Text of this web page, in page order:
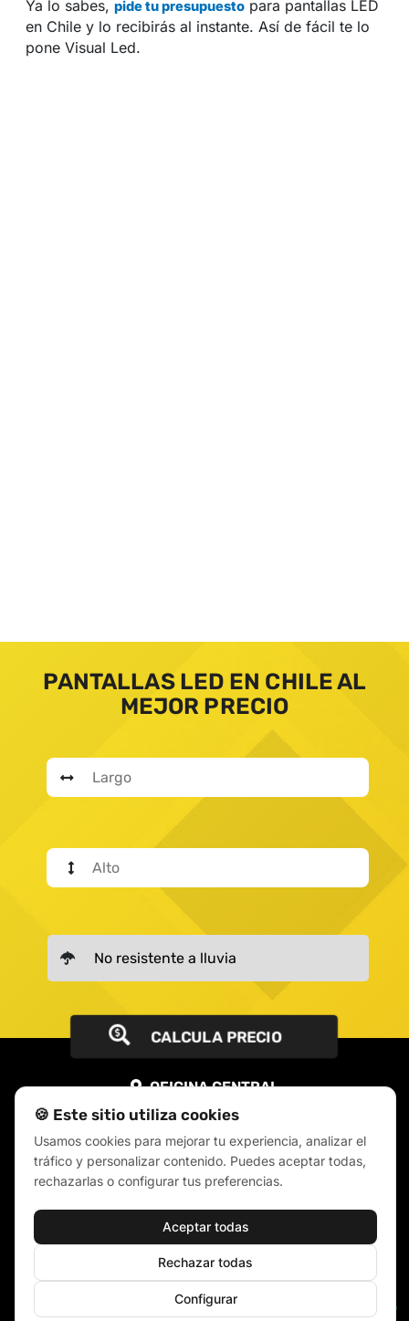
Ya lo sabes, pide tu presupuesto para pantallas LED
en Chile y lo recibirás al instante. Así de fácil te lo
pone Visual Led.
PANTALLAS LED EN CHILE AL
MEJOR PRECIO
CALCULA PRECIO
OFICINA CENTRAL
c/ Mallorca 33 bajos, Tarragona
[email protected]
🍪 Este sitio utiliza cookies
Usamos cookies para mejorar tu experiencia, analizar el
tráfico y personalizar contenido. Puedes aceptar todas,
rechazarlas o configurar tus preferencias.
Aceptar todas
Rechazar todas
Configurar